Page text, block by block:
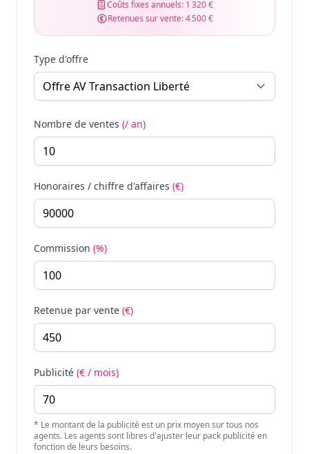
Coûts fixes annuels: 1 320 €
Retenues sur vente:4 500 €
Type d'offre
Nombre de ventes (/ an)
Honoraires / chiffre d'affaires (€)
Commission (%)
Retenue par vente (€)
Publicité (€ / mois)
* Le montant de la publicité est un prix moyen sur tous nos
agents. Les agents sont libres d'ajuster leur pack publicité en
fonction de leurs besoins.